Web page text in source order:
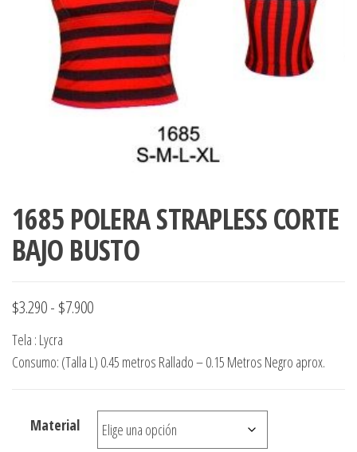
accumark ,
pdf , Moldes
Gerber ,
ropa,
Graduaciones,
Ploteo y
Digitalización
accumark,
1685 POLERA STRAPLESS CORTE
BAJO BUSTO
$3.290- $7.900Rango
precios:
$3.290
hasta
Tela : Lycra
Consumo: (Talla L) 0.45 metros Rallado – 0.15 Metros Negro aprox.
Material